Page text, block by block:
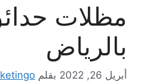
مظلات
بالرياض
أبريل 26, 2022 بقلم